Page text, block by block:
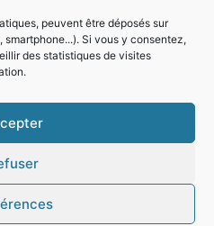
peuvent être déposés sur
Si vous y consentez,
des statistiques de visites
de la mairie